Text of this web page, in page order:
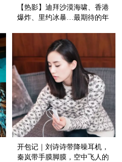
【热影】迪拜沙漠海啸、香港
爆炸、里约冰暴…最期待的年
开包记｜刘诗诗带降噪耳机，
秦岚带手膜脚膜，空中飞人的